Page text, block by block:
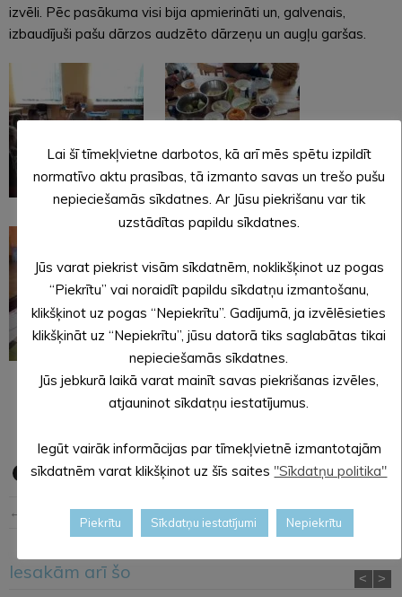
izvēli. Pēc pasākuma visi bija apmierināti un, galvenais,
izbaudījuši pašu dārzos audzēto dārzeņu un augļu garšas.
Sagatavoja 2.grupas skolotājas Guntra ŪDRE, Gunta
← Iepriekšējā ziņa Nākošā ziņa →
Iesakām arī šo < >
Lai šī tīmekļvietne darbotos, kā arī mēs spētu izpildīt
normatīvo aktu prasības, tā izmanto savas un trešo pušu
nepieciešamās sīkdatnes. Ar Jūsu piekrišanu var tik
uzstādītas papildu sīkdatnes.
Jūs varat piekrist visām sīkdatnēm, noklikšķinot uz pogas
“Piekrītu” vai noraidīt papildu sīkdatņu izmantošanu,
klikšķinot uz pogas “Nepiekrītu”. Gadījumā, ja izvēlēsieties
klikšķināt uz “Nepiekrītu”, jūsu datorā tiks saglabātas tikai
nepieciešamās sīkdatnes.
Jūs jebkurā laikā varat mainīt savas piekrišanas izvēles,
atjauninot sīkdatņu iestatījumus.
Iegūt vairāk informācijas par tīmekļvietnē izmantotajām
sīkdatnēm varat klikšķinot uz šīs saites "Sīkdatņu politika"
Piekrītu Sīkdatņu iestatījumi Nepiekrītu